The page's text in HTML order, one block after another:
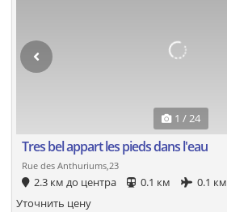
1 / 24
Tres bel appart les pieds dans l'eau
Rue des Anthuriums,23
2.3 км до центра 0.1 км 0.1 км
Уточнить цену